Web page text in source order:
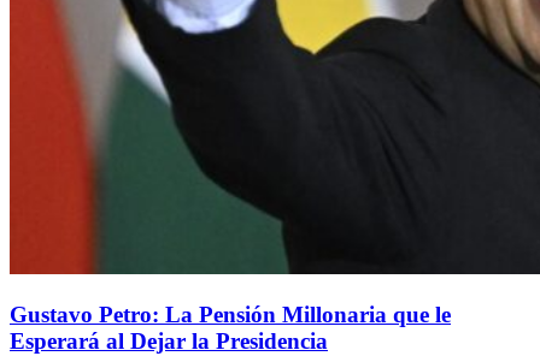
Gustavo Petro: La Pensión Millonaria que le
Esperará al Dejar la Presidencia